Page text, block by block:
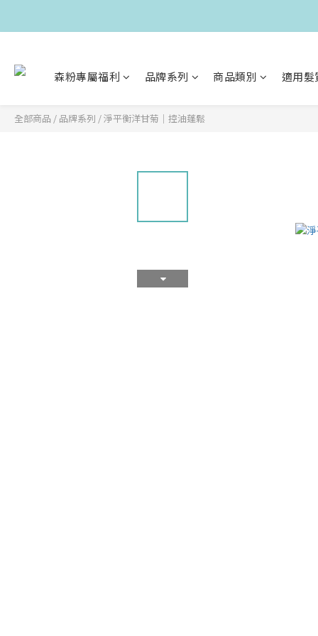
森粉專屬福利 品牌系列 商品類別 適用髮
全部商品 / 品牌系列 /淨平衡洋甘菊｜控油蓬鬆